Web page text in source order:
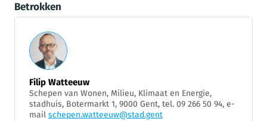
Betrokken
Filip Watteeuw
Schepen van Wonen, Milieu, Klimaat en Energie,
stadhuis, Botermarkt 1, 9000 Gent, tel. 09 266 50 94, e-
mail schepen.watteeuw@stad.gent